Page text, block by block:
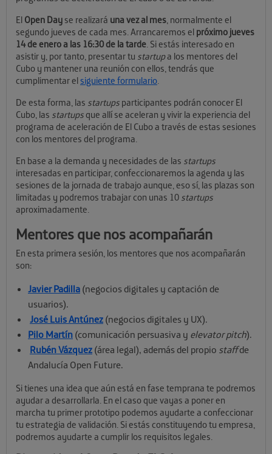
El Open Day se realizará una vez al mes, normalmente el
segundo jueves de cada mes. Arrancaremos el próximo jueves
14 de enero a las 16:30 de la tarde. Si estás interesado en
asistir y, por tanto, presentar tu startupa los mentores del
Cubo y mantener una reunión con ellos, tendrás que
cumplimentar elsiguiente formulario.
De esta forma, las startups participantes podrán conocer El
Cubo, las startupsque allí se aceleran y vivir la experiencia del
programa de aceleración de El Cubo a través de estas sesiones
con los mentores del programa.
En base a la demanda y necesidades de las startups
interesadas en participar, confeccionaremos la agenda y las
sesiones de la jornada de trabajo aunque, eso sí, las plazas son
limitadas y podremos trabajar con unas 10 startups
aproximadamente.
Mentores que nos acompañarán
En esta primera sesión, los mentores que nos acompañarán
son:
Javier Padilla (negocios digitales y captación de
usuarios).
José Luis Antúnez (negocios digitales y UX).
Pilo Martín (comunicación persuasiva y elevator pitch).
Rubén Vázquez (área legal), además del propio staffde
Andalucía Open Future.
Si tienes una idea que aún está en fase temprana te podremos
ayudar a desarrollarla. En el caso que vayas a poner en
marcha tu primer prototipo podemos ayudarte a confeccionar
tu estrategia de validación. Si estás constituyendo tu empresa,
podremos ayudarte a cumplir los requisitos legales.